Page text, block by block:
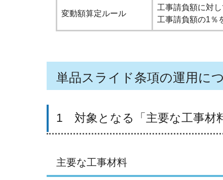
変動額算定ルール
工事請負額に対
工事請負額の1％
単品スライド条項の運用に
1 対象となる「主要な工事材
主要な工事材料